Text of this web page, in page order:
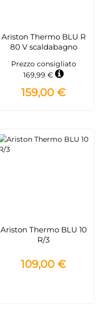
Ariston Thermo BLU R
80 V scaldabagno
Prezzo consigliato
169,99 €
159,00 €
Ariston Thermo BLU 10
R/3
109,00 €